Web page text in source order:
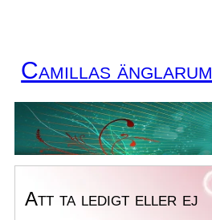
BOKA TID
KURSER
KONTAKT
Camillas änglarum
Att ta ledigt eller ej